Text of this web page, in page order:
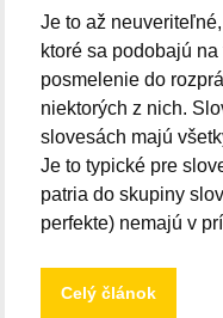
Je to až
ktoré sa podobajú
posmelenie do
niektorých z nich.
slovesách majú
Je to typické pre
patria do skupiny
perfekte) nemajú v
Celý článok